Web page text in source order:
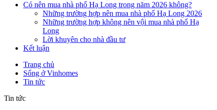
Có nên mua nhà phố Hạ Long trong năm 2026 không?
Những trường hợp nên mua nhà phố Hạ Long 2026
Những trường hợp không nên vội mua nhà phố Hạ
Long
Lời khuyên cho nhà đầu tư
Kết luận
Trang chủ
Sống ở Vinhomes
Tin tức
Tin tức